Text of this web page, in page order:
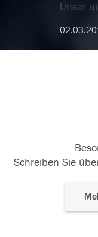
Unser
Schreiben Sie